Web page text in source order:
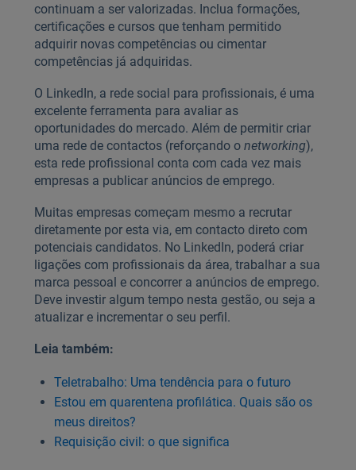
continuam a ser valorizadas. Inclua formações,
certificações e cursos que tenham permitido
adquirir novas competências ou cimentar
competências já adquiridas.
O LinkedIn, a rede social para profissionais, é uma
excelente ferramenta para avaliar as
oportunidades do mercado. Além de permitir criar
uma rede de contactos (reforçando o networking),
esta rede profissional conta com cada vez mais
empresas a publicar anúncios de emprego.
Muitas empresas começam mesmo a recrutar
diretamente por esta via, em contacto direto com
potenciais candidatos. No LinkedIn, poderá criar
ligações com profissionais da área, trabalhar a sua
marca pessoal e concorrer a anúncios de emprego.
Deve investir algum tempo nesta gestão, ou seja a
atualizar e incrementar o seu perfil.
Leia também:
Teletrabalho: Uma tendência para o futuro
Estou em quarentena profilática. Quais são os
meus direitos?
Requisição civil: o que significa